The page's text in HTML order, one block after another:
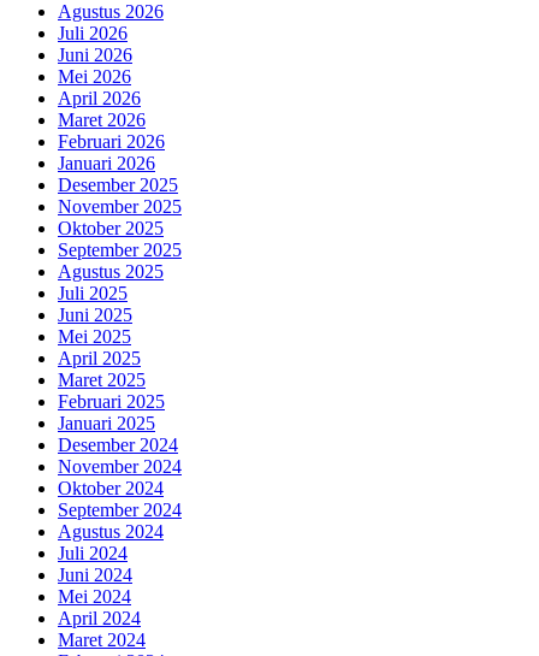
Agustus 2026
Juli 2026
Juni 2026
Mei 2026
April 2026
Maret 2026
Februari 2026
Januari 2026
Desember 2025
November 2025
Oktober 2025
September 2025
Agustus 2025
Juli 2025
Juni 2025
Mei 2025
April 2025
Maret 2025
Februari 2025
Januari 2025
Desember 2024
November 2024
Oktober 2024
September 2024
Agustus 2024
Juli 2024
Juni 2024
Mei 2024
April 2024
Maret 2024